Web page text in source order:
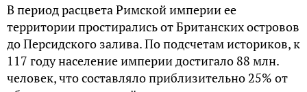
В период расцвета Римской империи ее
территории простирались от Британских островов
до Персидского залива. По подсчетам историков, к
117 году население империи достигало 88 млн.
человек, что составляло приблизительно 25% от